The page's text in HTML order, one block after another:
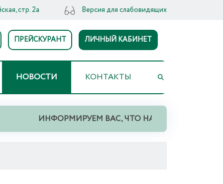
стр. 2а Версия для слабовидящих
ПРЕЙСКУРАНТ ЛИЧНЫЙ КАБИНЕТ
НОВОСТИ КОНТАКТЫ
ИНФОРМИРУЕМ ВАС, ЧТО НА ТЕРРИТОРИИ